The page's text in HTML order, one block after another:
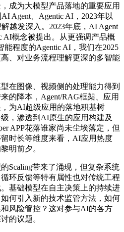
成为大模型产品落地的重要应用
Agent、Agentic AI，2023年以
越发深入。2023年底，AI Agent
AI概念被提出。从更强调产品概
能程度的Agentic AI，我们在2025
、对业务流程理解更深的多智能
图像、视频侧的处理能力得到
的降本，Agent/RAG框架、应用
为AI超级应用的落地积基树
，渗透到AI原生的应用构建及
APP花落谁家尚未尘埃落定，但
时长等维度来看，AI应用热度
明前夕。
带来了涌现，但复杂系统
环反馈等特有属性也对传统工程
基础模型在自主决策上的持续进
何引入新的技术监管方法，如何
风险管控？这对参与AI的各方
的议题。